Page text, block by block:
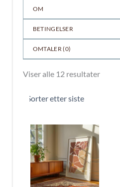
OM
BETINGELSER
OMTALER (0)
Viser alle 12 resultaterSortert